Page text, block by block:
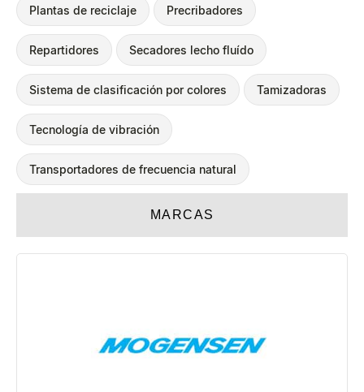
MARCAS
Plantas de reciclaje Precribadores
Repartidores Secadores lecho fluído
Sistema de clasificación por colores Tamizadoras
Tecnología de vibración
Transportadores de frecuencia natural